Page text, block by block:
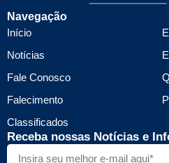
Navegação
Início
Notícias
Fale Conosco
Falecimento
Classificados
Receba nossas Notícias e